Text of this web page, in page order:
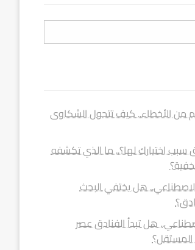
من الأخطاء.. كيف تتحول الشكاوى
سبب اختيارك لها؟.. ما الذي تكشفه
الاصطناعي.. هل يختفي البحث
هل تبدأ الفنادق عصر